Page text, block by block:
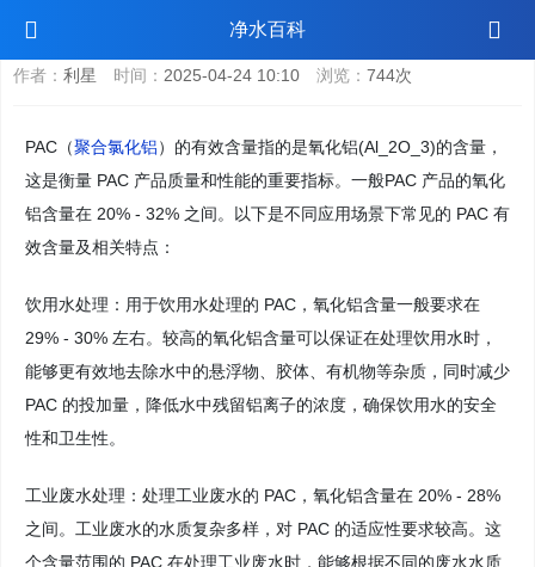
净水百科
pac有效含量
作者： 利星 时间： 2025-04-24 10:10 浏览： 744次
PAC（聚合氯化铝）的有效含量指的是氧化铝(Al_2O_3)的含量，
这是衡量 PAC 产品质量和性能的重要指标。一般PAC 产品的氧化
铝含量在 20% - 32% 之间。以下是不同应用场景下常见的 PAC 有
效含量及相关特点：
饮用水处理：用于饮用水处理的 PAC，氧化铝含量一般要求在
29% - 30% 左右。较高的氧化铝含量可以保证在处理饮用水时，
能够更有效地去除水中的悬浮物、胶体、有机物等杂质，同时减少
PAC 的投加量，降低水中残留铝离子的浓度，确保饮用水的安全
性和卫生性。
工业废水处理：处理工业废水的 PAC，氧化铝含量在 20% - 28%
之间。工业废水的水质复杂多样，对 PAC 的适应性要求较高。这
个含量范围的 PAC 在处理工业废水时，能够根据不同的废水水质